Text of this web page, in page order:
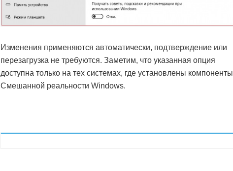
Изменения применяются автоматически, подтверждение или
перезагрузка не требуются. Заметим, что указанная опция
доступна только на тех системах, где установлены компоненты
Смешанной реальности Windows.